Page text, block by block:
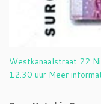
Westkanaalstraat 22
12.30 uur Meer